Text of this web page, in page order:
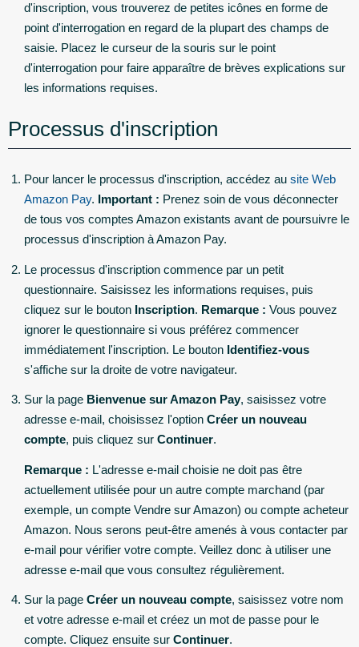
d'inscription, vous trouverez de petites icônes en forme de
point d'interrogation en regard de la plupart des champs de
saisie. Placez le curseur de la souris sur le point
d'interrogation pour faire apparaître de brèves explications sur
les informations requises.
Processus d'inscription
Pour lancer le processus d'inscription, accédez au site Web
Amazon Pay. Important : Prenez soin de vous déconnecter
de tous vos comptes Amazon existants avant de poursuivre le
processus d'inscription à Amazon Pay.
Le processus d'inscription commence par un petit
questionnaire. Saisissez les informations requises, puis
cliquez sur le bouton Inscription. Remarque : Vous pouvez
ignorer le questionnaire si vous préférez commencer
immédiatement l'inscription. Le bouton Identifiez-vous
s'affiche sur la droite de votre navigateur.
Sur la page Bienvenue sur Amazon Pay, saisissez votre
adresse e-mail, choisissez l'option Créer un nouveau
compte, puis cliquez sur Continuer.
Remarque : L'adresse e-mail choisie ne doit pas être
actuellement utilisée pour un autre compte marchand (par
exemple, un compte Vendre sur Amazon) ou compte acheteur
Amazon. Nous serons peut-être amenés à vous contacter par
e-mail pour vérifier votre compte. Veillez donc à utiliser une
adresse e-mail que vous consultez régulièrement.
Sur la page Créer un nouveau compte, saisissez votre nom
et votre adresse e-mail et créez un mot de passe pour le
compte. Cliquez ensuite sur Continuer.